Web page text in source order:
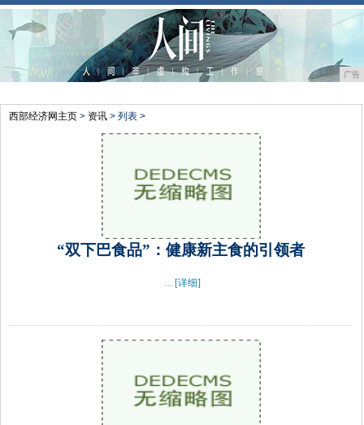
广告
西部经济网主页 > 资讯 > 列表 >
“双下巴食品”：健康新主食的引领者
... [详细]